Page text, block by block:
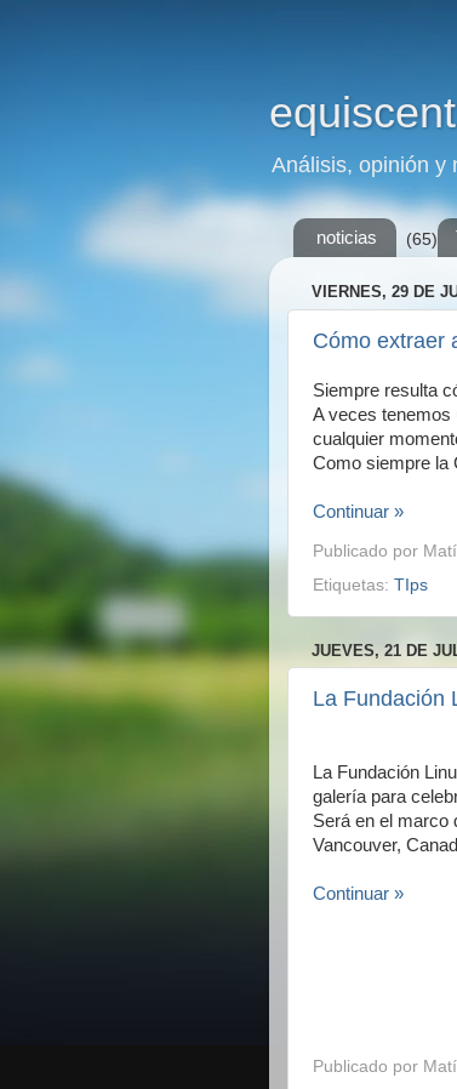
Análisis, opinión y
noticias (65)
VIERNES, 29 DE
Cómo extraer
Siempre resulta
A veces
cualquier
Como siempre la
Continuar »
Publicado por
Etiquetas: TIps
JUEVES, 21 DE
La Fundación
La Fundación
galería para
Será en el marco
Vancouver,
Continuar »
Publicado por